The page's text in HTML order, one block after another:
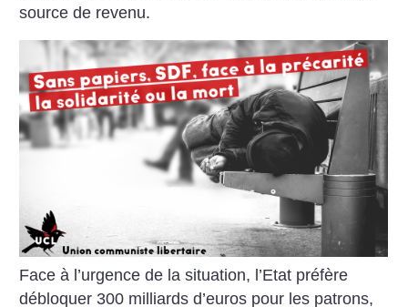
source de revenu.
Face à l’urgence de la situation, l’Etat préfère
débloquer 300 milliards d’euros pour les patrons,